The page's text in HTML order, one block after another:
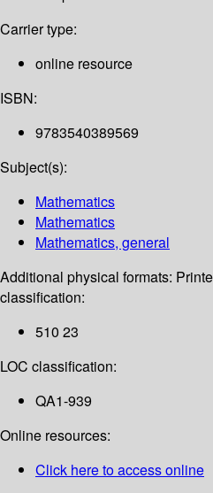
Carrier type:
online resource
ISBN:
9783540389569
Subject(s):
Mathematics
Mathematics
Mathematics, general
Additional physical formats:
classification:
510 23
LOC classification:
QA1-939
Online resources:
Click here to access online